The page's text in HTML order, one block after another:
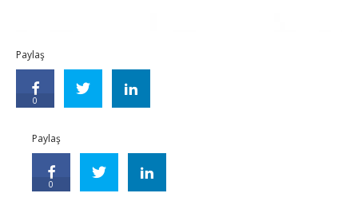
Paylaş
0
Paylaş
0